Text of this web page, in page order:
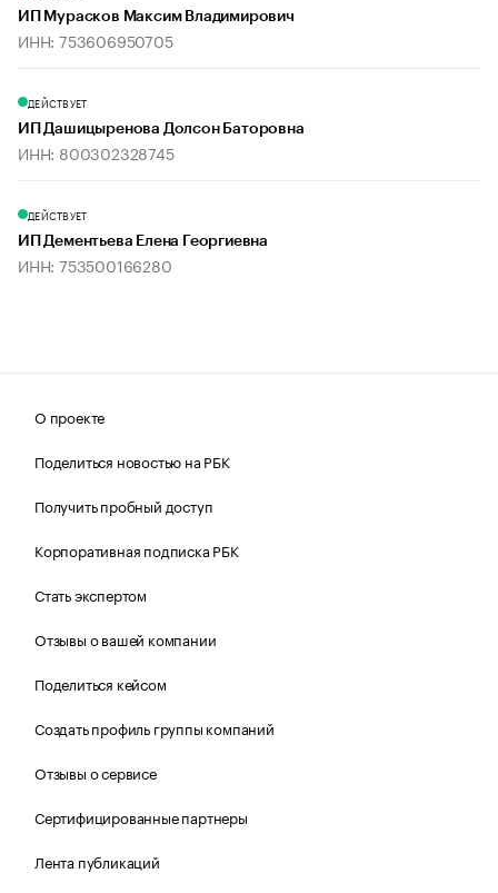
ИП Мурасков Максим Владимирович
ИНН: 753606950705
ДЕЙСТВУЕТ
ИП Дашицыренова Долсон Баторовна
ИНН: 800302328745
ДЕЙСТВУЕТ
ИП Дементьева Елена Георгиевна
ИНН: 753500166280
О проекте
Поделиться новостью на РБК
Получить пробный доступ
Корпоративная подписка РБК
Стать экспертом
Отзывы о вашей компании
Поделиться кейсом
Создать профиль группы компаний
Отзывы о сервисе
Сертифицированные партнеры
Лента публикаций